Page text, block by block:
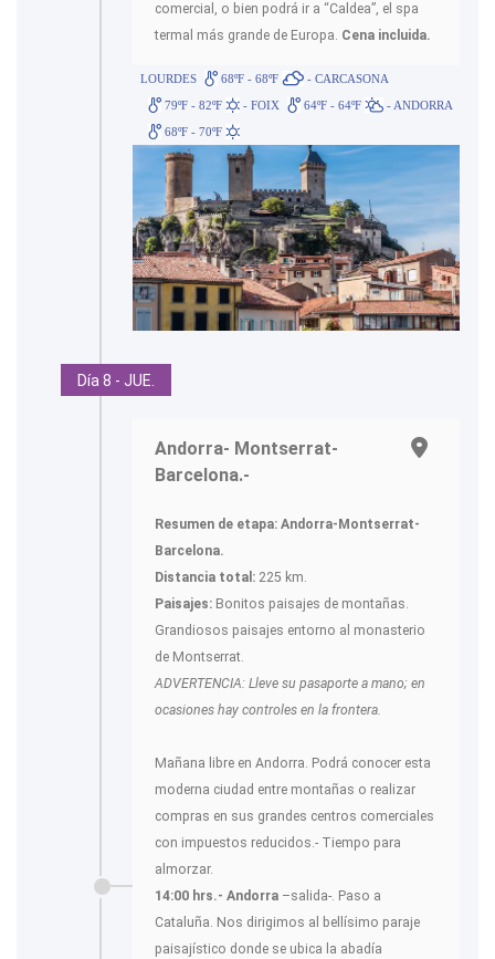
comercial, o bien podrá ir a “Caldea”, el spa
termal más grande de Europa. Cena incluida.
LOURDES 68ºF - 68ºF
- CARCASONA
79ºF - 82ºF
- FOIX 64ºF - 64ºF
- ANDORRA
68ºF - 70ºF
Día 8 - JUE.
Andorra- Montserrat-
Barcelona.-
Resumen de etapa: Andorra-Montserrat-
Barcelona.
Distancia total: 225 km.
Paisajes: Bonitos paisajes de montañas.
Grandiosos paisajes entorno al monasterio
de Montserrat.
ADVERTENCIA: Lleve su pasaporte a mano; en
ocasiones hay controles en la frontera.
Mañana libre en Andorra. Podrá conocer esta
moderna ciudad entre montañas o realizar
compras en sus grandes centros comerciales
con impuestos reducidos.- Tiempo para
almorzar.
14:00 hrs.- Andorra –salida-. Paso a
Cataluña. Nos dirigimos al bellísimo paraje
paisajístico donde se ubica la abadía